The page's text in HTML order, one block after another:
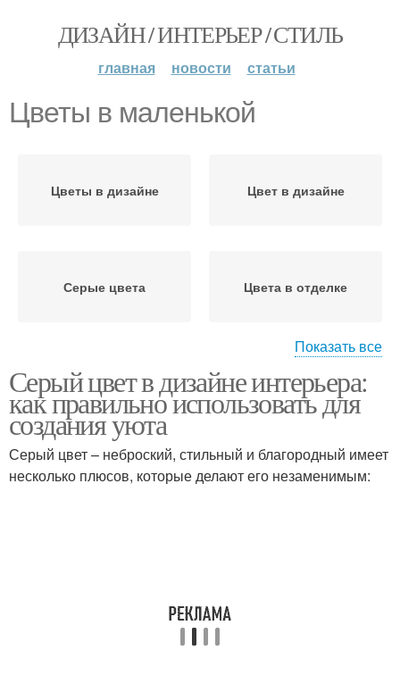
ДИЗАЙН / ИНТЕРЬЕР / СТИЛЬ
главная новости статьи
Цветы в маленькой
Цветы в дизайне Цвет в дизайне
Серые цвета Цвета в отделке
Цветы в сочетании Цветы для создания
Показать все
Серый цвет в дизайне интерьера:
как правильно использовать для
создания уюта
Серый цвет – неброский, стильный и благородный имеет
несколько плюсов, которые делают его незаменимым: